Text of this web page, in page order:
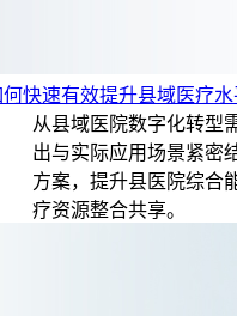
何快速有效提升县域医疗水
从县域医院数字化转型
出与实际应用场景紧密
方案，提升县医院综合
疗资源整合共享。